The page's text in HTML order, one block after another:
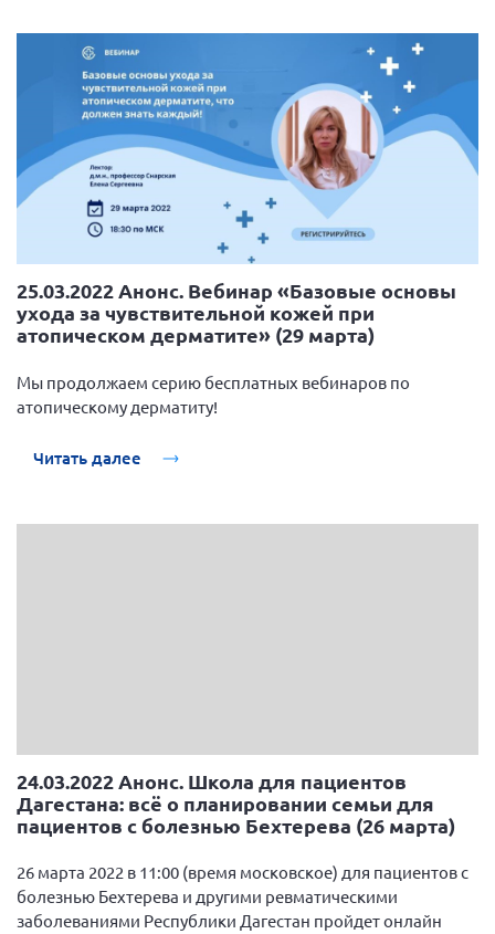
25.03.2022 Анонс. Вебинар «Базовые основы
ухода за чувствительной кожей при
атопическом дерматите» (29 марта)
Мы продолжаем серию бесплатных вебинаров по
атопическому дерматиту!
Читать далее
24.03.2022 Анонс. Школа для пациентов
Дагестана: всё о планировании семьи для
пациентов с болезнью Бехтерева (26 марта)
26 марта 2022 в 11:00 (время московское) для пациентов с
болезнью Бехтерева и другими ревматическими
заболеваниями Республики Дагестан пройдет онлайн